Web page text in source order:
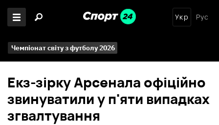
Укр Рус
Чемпіонат світу з футболу 2026
Екз-зірку Арсенала офіційно
звинуватили у п'яти випадках
згвалтування